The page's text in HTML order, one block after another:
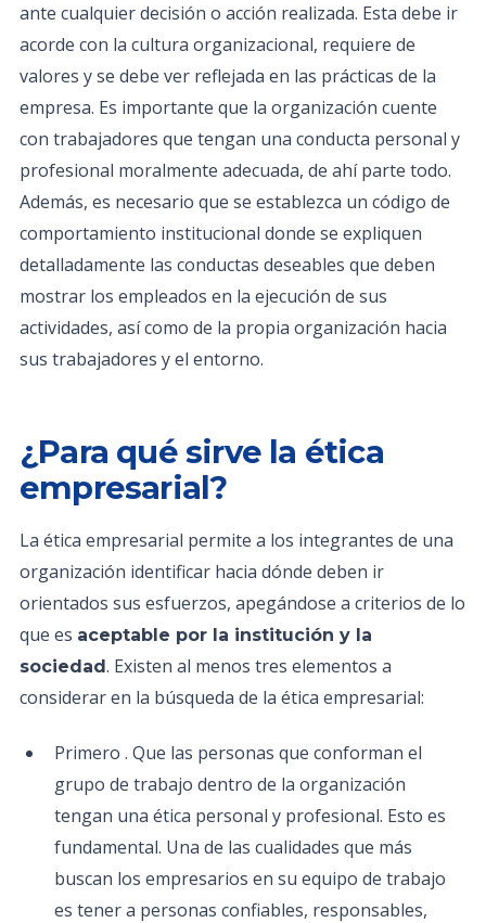
ante cualquier decisión o acción realizada. Esta debe ir
acorde con la cultura organizacional, requiere de
valores y se debe ver reflejada en las prácticas de la
empresa. Es importante que la organización cuente
con trabajadores que tengan una conducta personal y
profesional moralmente adecuada, de ahí parte todo.
Además, es necesario que se establezca un código de
comportamiento institucional donde se expliquen
detalladamente las conductas deseables que deben
mostrar los empleados en la ejecución de sus
actividades, así como de la propia organización hacia
sus trabajadores y el entorno.
¿Para qué sirve la ética
empresarial?
La ética empresarial permite a los integrantes de una
organización identificar hacia dónde deben ir
orientados sus esfuerzos, apegándose a criterios de lo
que es aceptable por la institución y la
sociedad. Existen al menos tres elementos a
considerar en la búsqueda de la ética empresarial:
Primero . Que las personas que conforman el
grupo de trabajo dentro de la organización
tengan una ética personal y profesional. Esto es
fundamental. Una de las cualidades que más
buscan los empresarios en su equipo de trabajo
es tener a personas confiables, responsables,